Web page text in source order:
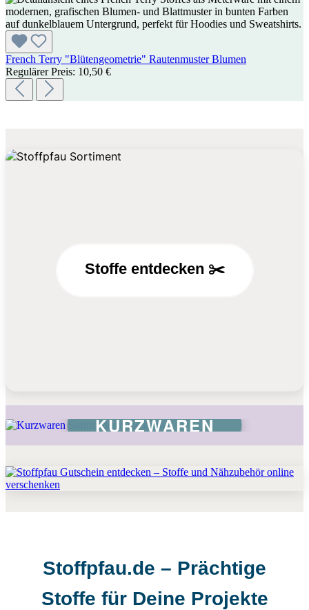
French Terry "Blütengeometrie" Rautenmuster Blumen
Regulärer Preis: 10,50 €
Stoffe entdecken ✂️
KURZWAREN
Stoffpfau.de – Prächtige
Stoffe für Deine Projekte